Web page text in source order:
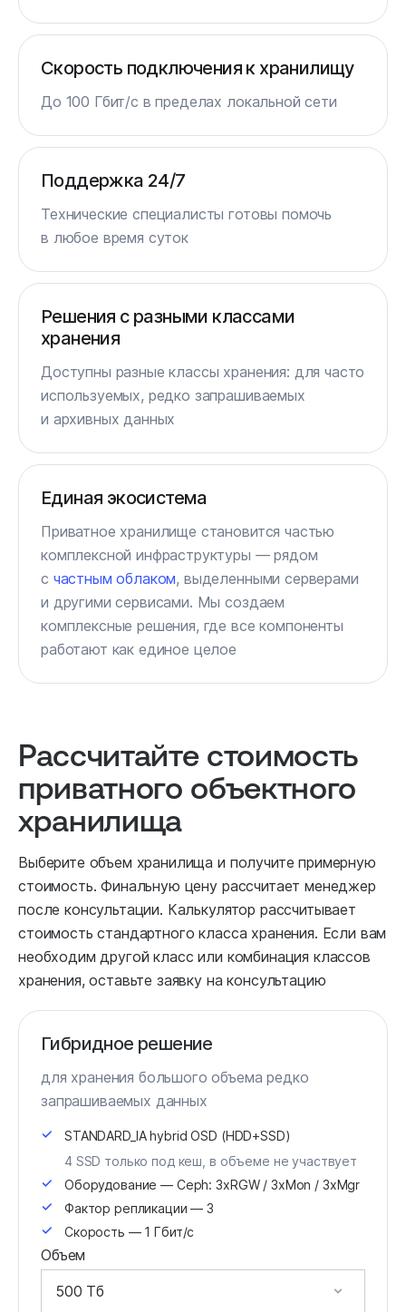
Скорость подключения к хранилищу
До 100 Гбит/с в пределах локальной сети
Поддержка 24/7
Технические специалисты готовы помочь
в любое время суток
Решения с разными классами
хранения
Доступны разные классы хранения: для часто
используемых, редко запрашиваемых
и архивных данных
Единая экосистема
Приватное хранилище становится частью
комплексной инфраструктуры — рядом
с частным облаком, выделенными серверами
и другими сервисами. Мы создаем
комплексные решения, где все компоненты
работают как единое целое
Рассчитайте стоимость
приватного объектного
хранилища
Выберите объем хранилища и получите примерную
стоимость. Финальную цену рассчитает менеджер
после консультации. Калькулятор рассчитывает
стоимость стандартного класса хранения. Если вам
необходим другой класс или комбинация классов
хранения, оставьте заявку на консультацию
Гибридное решение
для хранения большого объема редко
запрашиваемых данных
STANDARD_IA hybrid OSD (HDD+SSD)
4 SSD только под кеш, в объеме не участвует
Оборудование — Ceph: 3xRGW / 3xMon / 3xMgr
Фактор репликации — 3
Скорость — 1 Гбит/с
Объем